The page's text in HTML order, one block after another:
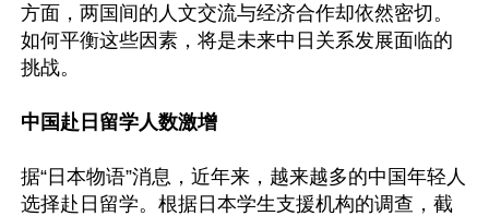
方面，两国间的人文交流与经济合作却依然密切。
如何平衡这些因素，将是未来中日关系发展面临的
挑战。
中国赴日留学人数激增
据“日本物语”消息，近年来，越来越多的中国年轻人
选择赴日留学。根据日本学生支援机构的调查，截